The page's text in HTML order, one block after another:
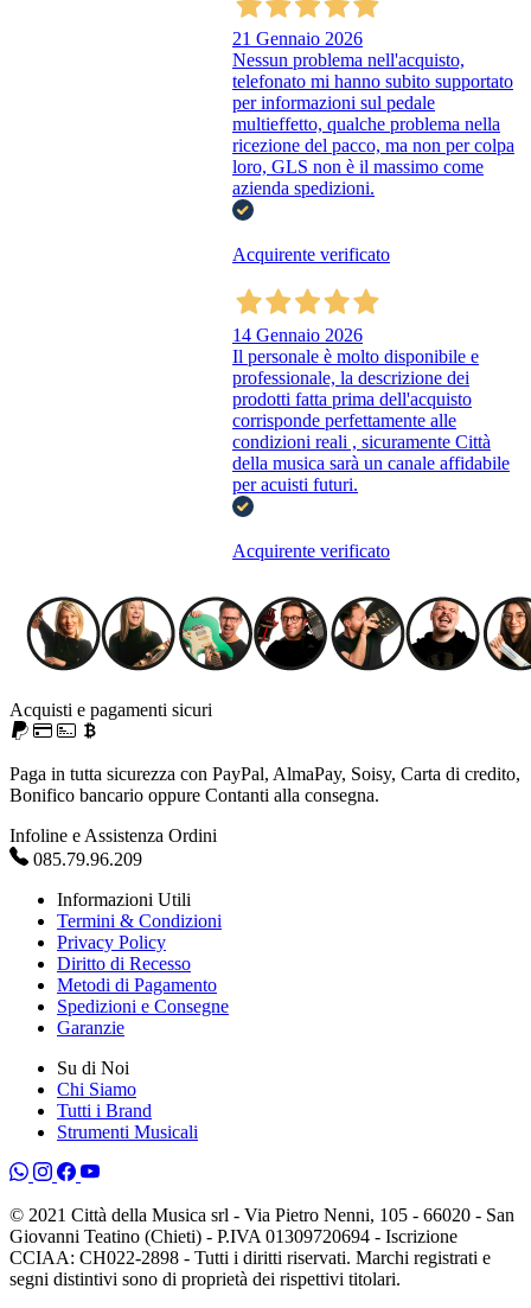
21 Gennaio 2026
Nessun problema nell'acquisto,
telefonato mi hanno subito supportato
per informazioni sul pedale
multieffetto, qualche problema nella
ricezione del pacco, ma non per colpa
loro, GLS non è il massimo come
azienda spedizioni.
Acquirente verificato
14 Gennaio 2026
Il personale è molto disponibile e
professionale, la descrizione dei
prodotti fatta prima dell'acquisto
corrisponde perfettamente alle
condizioni reali , sicuramente Città
della musica sarà un canale affidabile
per acuisti futuri.
Acquirente verificato
Acquisti e pagamenti sicuri
Paga in tutta sicurezza con PayPal, AlmaPay, Soisy, Carta di credito,
Bonifico bancario oppure Contanti alla consegna.
Infoline e Assistenza Ordini
085.79.96.209
Informazioni Utili
Termini & Condizioni
Privacy Policy
Diritto di Recesso
Metodi di Pagamento
Spedizioni e Consegne
Garanzie
Su di Noi
Chi Siamo
Tutti i Brand
Strumenti Musicali
© 2021 Città della Musica srl - Via Pietro Nenni, 105 - 66020 - San
Giovanni Teatino (Chieti) - P.IVA 01309720694 - Iscrizione
CCIAA: CH022-2898 - Tutti i diritti riservati. Marchi registrati e
segni distintivi sono di proprietà dei rispettivi titolari.